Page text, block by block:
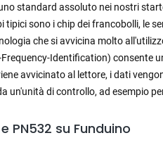
standard assoluto nei nostri
sono i chip dei francobolli, le
che si avvicina molto
Frequency-Identification)
avvicinato al lettore, i dati
un'unità di controllo, ad esempio
PN532 su Funduino